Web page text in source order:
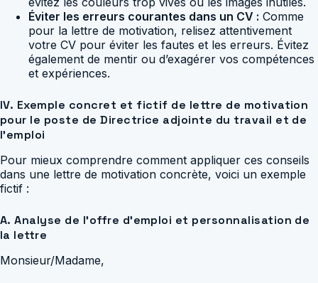
Éviter les erreurs courantes dans un CV : Comme
pour la lettre de motivation, relisez attentivement
votre CV pour éviter les fautes et les erreurs. Évitez
également de mentir ou d’exagérer vos compétences
et expériences.
IV. Exemple concret et fictif de lettre de motivation
pour le poste de Directrice adjointe du travail et de
l’emploi
Pour mieux comprendre comment appliquer ces conseils
dans une lettre de motivation concrète, voici un exemple
fictif :
A. Analyse de l’offre d’emploi et personnalisation de
la lettre
Monsieur/Madame,